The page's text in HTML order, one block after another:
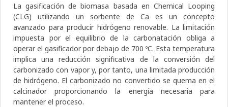
La gasificación de biomasa basada en Chemical Looping
(CLG) utilizando un sorbente de Ca es un concepto
avanzado para producir hidrógeno renovable. La limitación
impuesta por el equilibrio de la carbonatación obliga a
operar el gasificador por debajo de 700 ºC. Esta temperatura
implica una reducción significativa de la conversión del
carbonizado con vapor y, por tanto, una limitada producción
de hidrógeno. El carbonizado no convertido se quema en el
calcinador proporcionando la energía necesaria para
mantener el proceso.